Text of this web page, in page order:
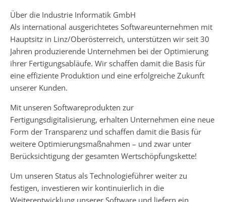
Über die Industrie Informatik GmbH
Als international ausgerichtetes Softwareunternehmen mit
Hauptsitz in Linz/Oberösterreich, unterstützen wir seit 30
Jahren produzierende Unternehmen bei der Optimierung
ihrer Fertigungsabläufe. Wir schaffen damit die Basis für
eine effiziente Produktion und eine erfolgreiche Zukunft
unserer Kunden.
Mit unseren Softwareprodukten zur
Fertigungsdigitalisierung, erhalten Unternehmen eine neue
Form der Transparenz und schaffen damit die Basis für
weitere Optimierungsmaßnahmen – und zwar unter
Berücksichtigung der gesamten Wertschöpfungskette!
Um unseren Status als Technologieführer weiter zu
festigen, investieren wir kontinuierlich in die
Weiterentwicklung unserer Software und liefern ein